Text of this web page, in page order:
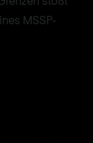
MSSP-